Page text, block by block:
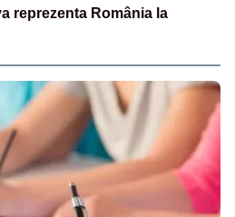
reprezenta România la